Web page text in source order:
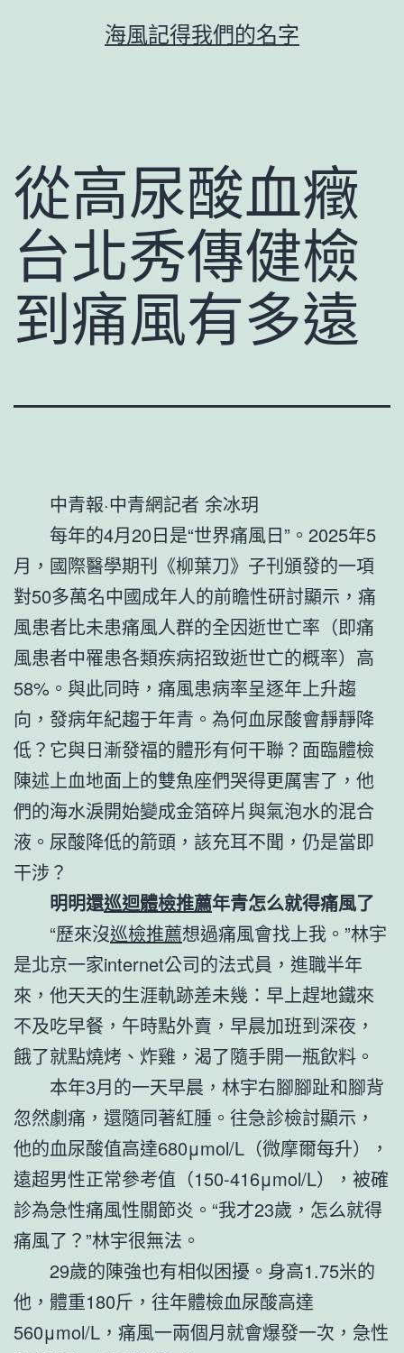
海風記得我們的名字
從高尿酸血癥
台北秀傳健檢
到痛風有多遠
中青報·中青網記者 余冰玥
每年的4月20日是“世界痛風日”。2025年5
月，國際醫學期刊《柳葉刀》子刊頒發的一項
對50多萬名中國成年人的前瞻性研討顯示，痛
風患者比未患痛風人群的全因逝世亡率（即痛
風患者中罹患各類疾病招致逝世亡的概率）高
58%。與此同時，痛風患病率呈逐年上升趨
向，發病年紀趨于年青。為何血尿酸會靜靜降
低？它與日漸發福的體形有何干聯？面臨體檢
陳述上血地面上的雙魚座們哭得更厲害了，他
們的海水淚開始變成金箔碎片與氣泡水的混合
液。尿酸降低的箭頭，該充耳不聞，仍是當即
干涉？
明明還巡迴體檢推薦年青怎么就得痛風了
“歷來沒巡檢推薦想過痛風會找上我。”林宇
是北京一家internet公司的法式員，進職半年
來，他天天的生涯軌跡差未幾：早上趕地鐵來
不及吃早餐，午時點外賣，早晨加班到深夜，
餓了就點燒烤、炸雞，渴了隨手開一瓶飲料。
本年3月的一天早晨，林宇右腳腳趾和腳背
忽然劇痛，還隨同著紅腫。往急診檢討顯示，
他的血尿酸值高達680μmol/L（微摩爾每升），
遠超男性正常參考值（150-416μmol/L），被確
診為急性痛風性關節炎。“我才23歲，怎么就得
痛風了？”林宇很無法。
29歲的陳強也有相似困擾。身高1.75米的
他，體重180斤，往年體檢血尿酸高達
560μmol/L，痛風一兩個月就會爆發一次，急性